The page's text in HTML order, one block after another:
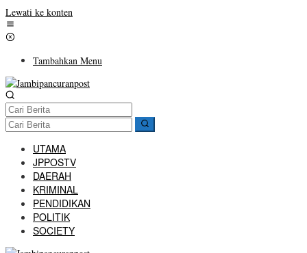
Lewati ke konten
Tambahkan Menu
UTAMA
JPPOSTV
DAERAH
KRIMINAL
PENDIDIKAN
POLITIK
SOCIETY